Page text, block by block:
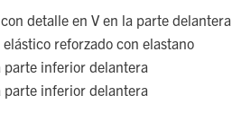
detalle en V en la parte delantera
reforzado con elastano
parte inferior delantera
parte inferior delantera